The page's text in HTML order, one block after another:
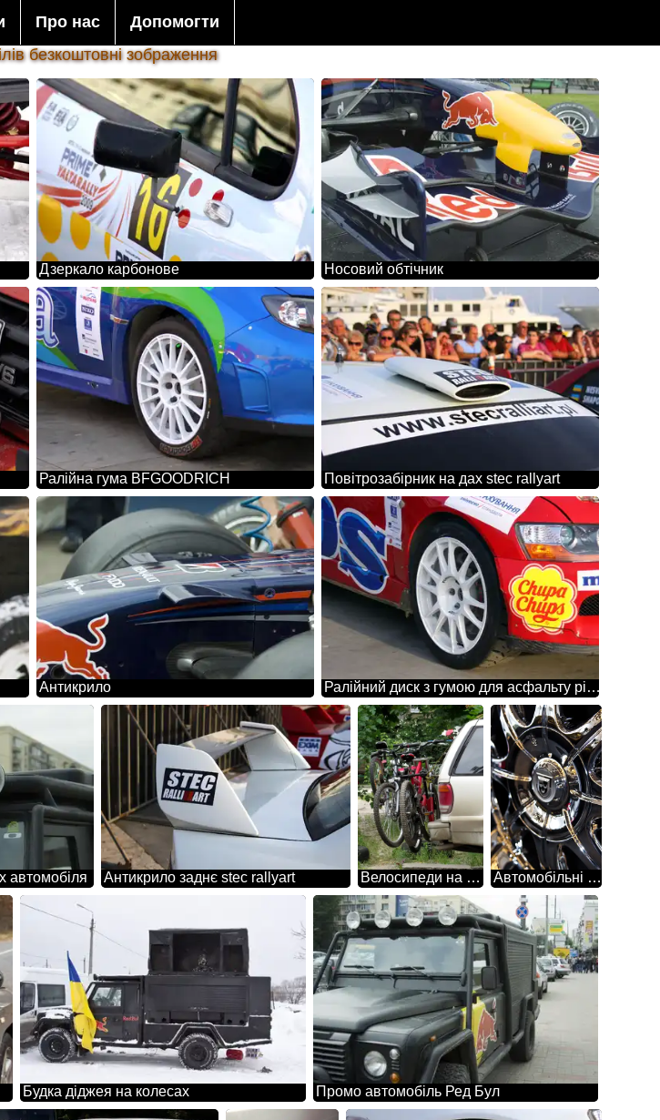
Про нас
Допомогти
безкоштовні зображення
Дзеркало карбонове Носовий обтічник
Ралійна гума BFGOODRICH Повітрозабірник на дах stec rallyart
Антикрило Ралійний диск з гумою для асфальту pirelli
автомобіля Антикрило заднє stec rallyart Велосипеди на автомобілі Автомобільні диски. Тюнінг.Лиття, хром.
Будка діджея на колесах Промо автомобіль Ред Бул